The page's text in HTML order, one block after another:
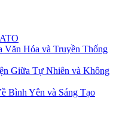
Hóa và Truyền Thống
Giữa Tự Nhiên và Không
Bình Yên và Sáng Tạo